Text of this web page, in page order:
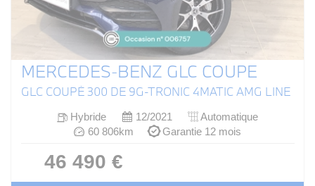
MERCEDES-BENZ GLC COUPE
GLC COUPÉ 300 DE 9G-TRONIC 4MATIC AMG LINE
Hybride 12/2021
Automatique
60 806km
Garantie 12 mois
46 490 €